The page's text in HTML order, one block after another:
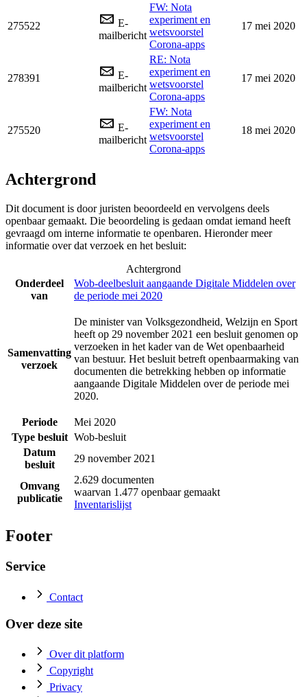
275522
E-
mailbericht
FW: Nota
experiment en
wetsvoorstel
Corona-apps
17 mei 2020
278391
E-
mailbericht
RE: Nota
experiment en
wetsvoorstel
Corona-apps
17 mei 2020
275520
E-
mailbericht
FW: Nota
experiment en
wetsvoorstel
Corona-apps
18 mei 2020
Achtergrond
Dit document is door juristen beoordeeld en vervolgens deels
openbaar gemaakt. Die beoordeling is gedaan omdat iemand heeft
gevraagd om interne informatie te openbaren. Hieronder meer
informatie over dat verzoek en het besluit:
Achtergrond
Onderdeel
van
Wob-deelbesluit aangaande Digitale Middelen over
de periode mei 2020
Samenvatting
verzoek
De minister van Volksgezondheid, Welzijn en Sport
heeft op 29 november 2021 een besluit genomen op
verzoeken in het kader van de Wet openbaarheid
van bestuur. Het besluit betreft openbaarmaking van
documenten die betrekking hebben op informatie
aangaande Digitale Middelen over de periode mei
2020.
Periode
Mei 2020
Type besluit Wob-besluit
Datum
besluit
29 november 2021
Omvang
publicatie
2.629 documenten
waarvan 1.477 openbaar gemaakt
Inventarislijst
Footer
Service
Contact
Over deze site
Over dit platform
Copyright
Privacy